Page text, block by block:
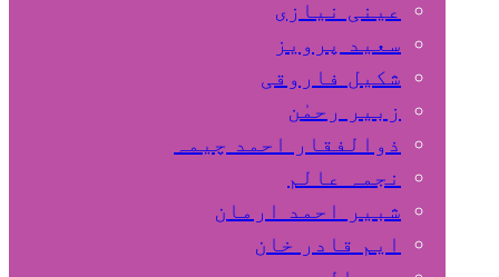
عینی نیازی
سعید پرویز
شکیل فاروقی
زبیر رحمٰن
ذوالفقار احمد چیمہ
نجمہ عالم
شبیر احمد ارمان
ایم قادر خان